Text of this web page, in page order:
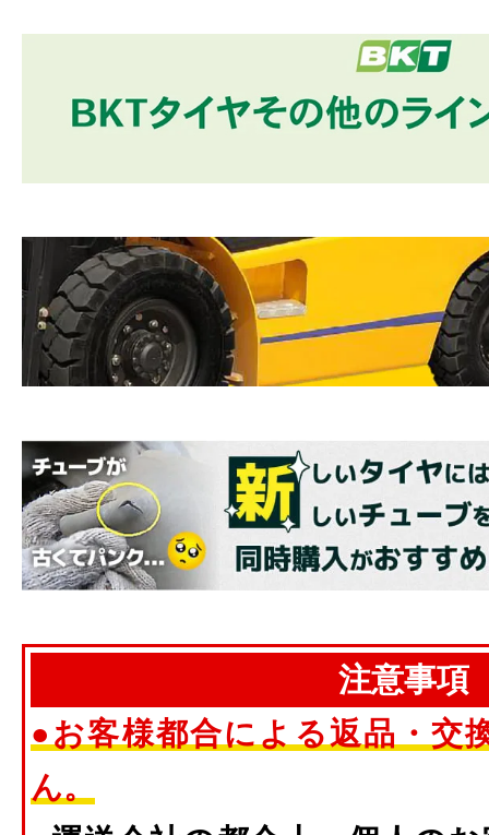
注意事項
●お客様都合による返品・交
ん。